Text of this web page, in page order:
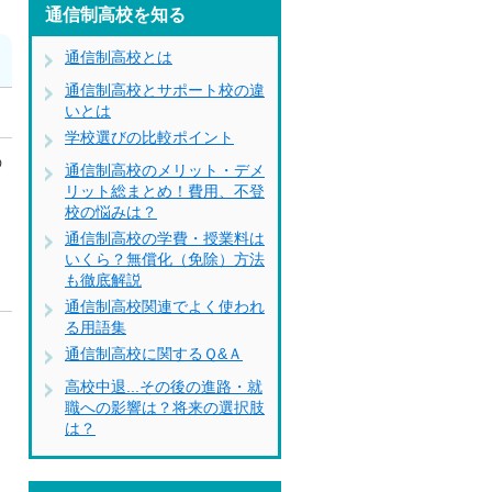
通信制高校を知る
通信制高校とは
通信制高校とサポート校の違
いとは
学校選びの比較ポイント
通信制高校のメリット・デメ
リット総まとめ！費用、不登
校の悩みは？
通信制高校の学費・授業料は
いくら？無償化（免除）方法
も徹底解説
通信制高校関連でよく使われ
る用語集
通信制高校に関するＱ&Ａ
高校中退...その後の進路・就
職への影響は？将来の選択肢
は？